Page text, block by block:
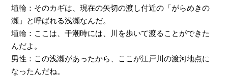
埴輪：そのカギは、現在の矢切の渡し付近の「がらめきの
瀬」と呼ばれる浅瀬なんだ。
埴輪：ここは、干潮時には、川を歩いて渡ることができた
んだよ。
男性：この浅瀬があったから、ここが江戸川の渡河地点に
なったんだね。